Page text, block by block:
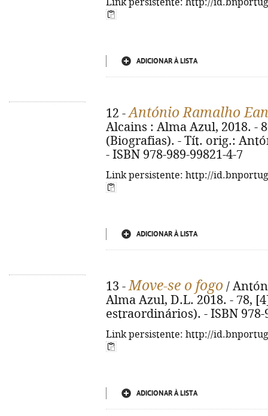
Link persistente: http://
ADICIONAR À LISTA
12 -António Ramalho
Alcains : Alma Azul, 2018. -
(Biografias). - Tít. orig.:
- ISBN 978-989-99821-4-7
Link persistente: http://
ADICIONAR À LISTA
13 -Move-se o fogo /
Alma Azul, D.L. 2018. - 78,
estraordinários). - ISBN 978-
Link persistente: http://
ADICIONAR À LISTA